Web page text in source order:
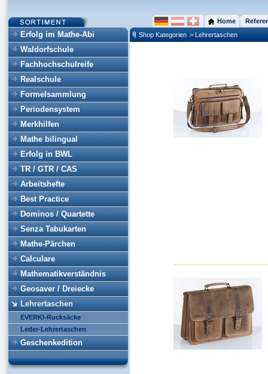
Erfolg im Mathe-Abi
Waldorfschule
Fachhochschulreife
Realschule
Formelsammlung
Periodensystem
Merkhilfen
Mathe bilingual
Erfolg in BWL
TR / GTR / CAS
Arbeitshefte
Best Practice
Dominos / Quartette
Senza Tabukarten
Mathe-Pärchen
Calculare
Mathematikverständnis
Geosaver / Dreiecke
Lehrertaschen
EVERKI-Rucksäcke
Leder-Lehrertaschen
Geschenkedition
Home
Shop Kategorien > Lehrertaschen